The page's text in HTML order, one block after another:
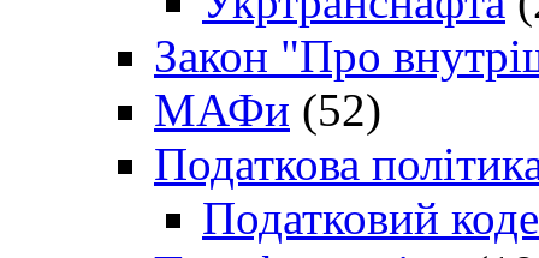
Закон "Про
МАФи (52)
Податкова
Податковий